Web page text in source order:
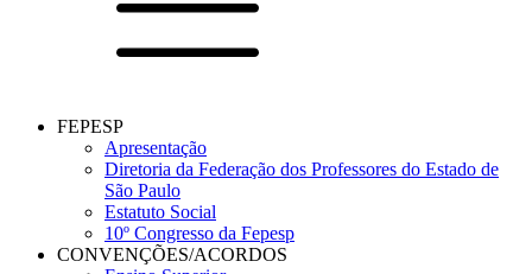
FEPESP
Apresentação
Diretoria da Federação dos Professores do Estado de
São Paulo
Estatuto Social
10º Congresso da Fepesp
CONVENÇÕES/ACORDOS